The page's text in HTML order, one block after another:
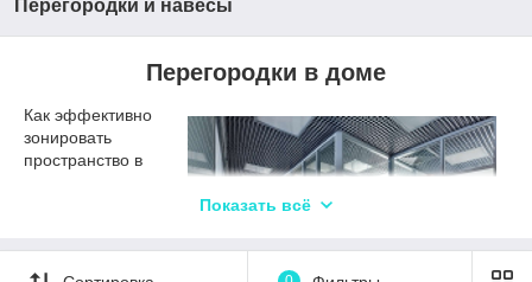
Перегородки и навесы
Перегородки в доме
Как эффективно
зонировать
пространство в
другом объекте?
Для решения такой
Показать всё